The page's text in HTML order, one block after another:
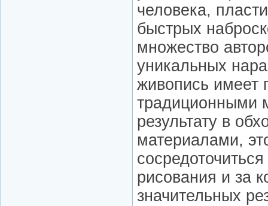
человека,
быстрых
множество
уникальных
живопись имеет
традиционными
результату в
материалами,
рисования и за
значительных